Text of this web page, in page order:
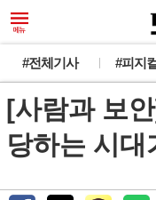
#전체기사 #피지
[사람과 보
당하는 시대